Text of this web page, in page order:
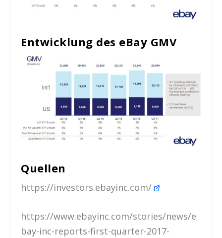
Entwicklung des eBay GMV
Quellen
https://investors.ebayinc.com/
https://www.ebayinc.com/stories/news/e
bay-inc-reports-first-quarter-2017-